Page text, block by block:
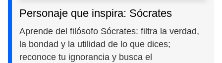
Personaje que inspira: Sócrates
Aprende del filósofo Sócrates: filtra la verdad,
la bondad y la utilidad de lo que dices;
reconoce tu ignorancia y busca el